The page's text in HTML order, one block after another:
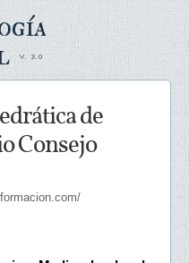
de
Consejo